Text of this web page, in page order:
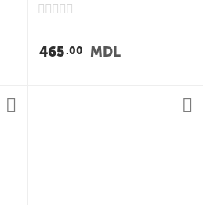
465 00 MDL